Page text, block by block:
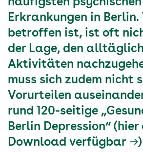
häufigsten psychischen
Erkrankungen in Berlin.
betroffen ist, ist oft
der Lage, den
Aktivitäten
muss sich zudem nicht
Vorurteilen
rund 120-seitige
Berlin Depression“ (hier
Download verfügbar